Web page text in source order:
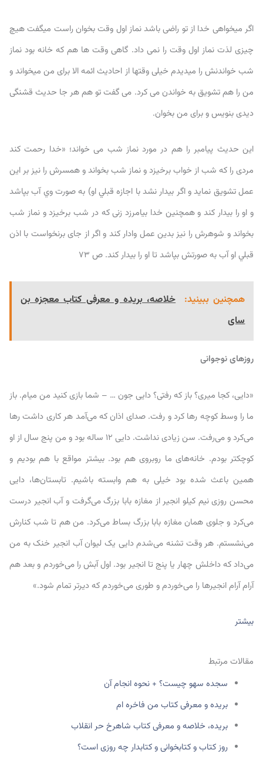
اگر میخواهی خدا از تو راضی باشد نماز اول وقت بخوان راست میگفت هیچ
چیزی لذت نماز اول وقت را نمی داد. گاهی وقت ها هم که خانه بود نماز
شب خواندنش را میدیدم خیلی وقتها از احادیث ائمه الا برای من میخواند و
من را هم تشویق به خواندن می کرد. می گفت تو هم هر جا حدیث قشنگی
دیدی بنویس و برای من بخوان.
این حدیث پیامبر را هم در مورد نماز شب می خواند؛ «خدا رحمت کند
مردی را که شب از خواب برخیزد و نماز شب بخواند و همسرش را نیز بر این
عمل تشویق نماید و اگر بیدار نشد با اجازه قبلي او) به صورت وي آب بپاشد
و او را بیدار کند و همچنین خدا بیامرزد زنی که در شب برخیزد و نماز شب
بخواند و شوهرش را نیز بدین عمل وادار کند و اگر از جای برنخواست با اذن
قبلي او آب به صورتش بپاشد تا او را بیدار کند. ص ۷۳
همچنین ببینید:
خلاصه، بریده و معرفی کتاب معجزه بن
سای
روزهای نوجوانی
«دایی، کجا میری؟ باز که رفتی؟ دایی جون … – شما بازی کنید من میام. باز
ما را وسط کوچه رها کرد و رفت. صدای اذان که می‌آمد هر کاری داشت رها
می‌کرد و می‌رفت. سن زیادی نداشت. دایی ۱۲ ساله بود و من پنج سال از او
کوچکتر بودم. خانه‌های ما روبروی هم بود. بیشتر مواقع با هم بودیم و
همین باعث شده بود خیلی به هم وابسته باشیم. تابستان‌ها، دایی
محسن روزی نیم کیلو انجیر از مغازه بابا بزرگ می‌گرفت و آب انجیر درست
می‌کرد و جلوی همان مغازه بابا بزرگ بساط می‌کرد. من هم تا شب کنارش
می‌نشستم. هر وقت تشنه می‌شدم دایی یک لیوان آب انجیر خنک به من
می‌داد که داخلش چهار یا پنج تا انجیر بود. اول آبش را می‌خوردم و بعد هم
آرام آرام انجیرها را می‌خوردم و طوری می‌خوردم که دیرتر تمام شود.»
بیشتر
مقالات مرتبط
سجده سهو چیست؟ + نحوه انجام آن
بریده و معرفی کتاب من فاخره ام
بریده، خلاصه و معرفی کتاب شاهرخ حر انقلاب
روز کتاب و کتابخوانی و کتابدار چه روزی است؟